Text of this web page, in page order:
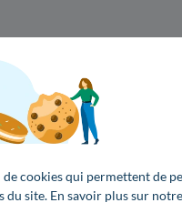
cookies qui permettent de
du site. En savoir plus sur notre